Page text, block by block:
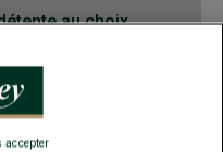
au choix
accepter